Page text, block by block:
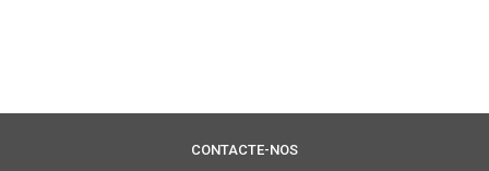
CONTACTE-NOS